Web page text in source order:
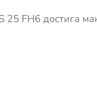
FH6 достига